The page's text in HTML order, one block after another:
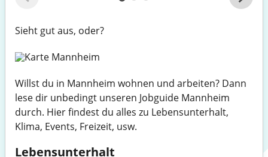
Sieht gut aus, oder?
Willst du in Mannheim wohnen und arbeiten? Dann
lese dir unbedingt unseren Jobguide Mannheim
durch. Hier findest du alles zu Lebensunterhalt,
Klima, Events, Freizeit, usw.
Lebensunterhalt